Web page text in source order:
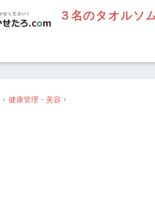
３名のタオルソ
健康管理・美容